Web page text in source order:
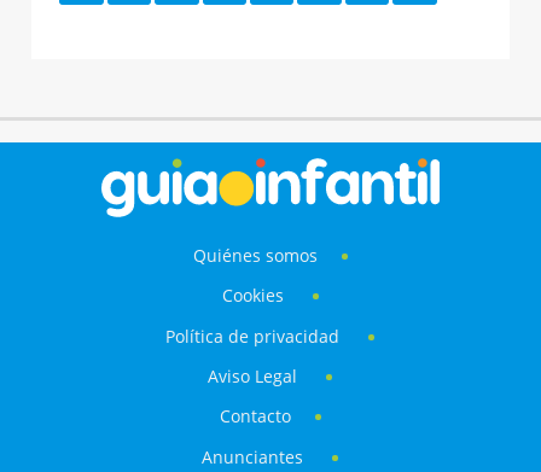
Quiénes somos
Cookies
Política de privacidad
Aviso Legal
Contacto
Anunciantes